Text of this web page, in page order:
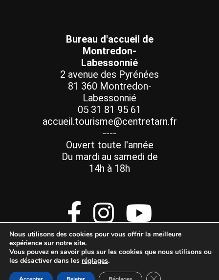
Bureau d'accueil de
Montredon-
Labessonnié
2 avenue des Pyrénées
81 360 Montredon-
Labessonnié
05 31 81 95 61
accueil.tourisme@centretarn.fr
----
Ouvert toute l'année
Du mardi au samedi de
14h à 18h
Mentions Légales
Nous utilisons des cookies pour vous offrir la meilleure
expérience sur notre site.
Vous pouvez en savoir plus sur les cookies que nous utilisons ou
les désactiver dans les réglages.
Fermer la bannière